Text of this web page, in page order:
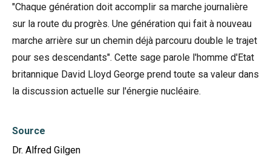
"Chaque génération doit accomplir sa marche journalière
sur la route du progrès. Une génération qui fait à nouveau
marche arrière sur un chemin déjà parcouru double le trajet
pour ses descendants". Cette sage parole l'homme d'Etat
britannique David Lloyd George prend toute sa valeur dans
la discussion actuelle sur l'énergie nucléaire.
Source
Dr. Alfred Gilgen